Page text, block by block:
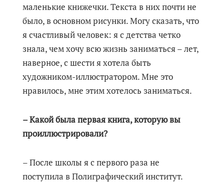
маленькие книжечки. Текста в них почти не
было, в основном рисунки. Могу сказать, что
я счастливый человек: я с детства четко
знала, чем хочу всю жизнь заниматься – лет,
наверное, с шести я хотела быть
художником-иллюстратором. Мне это
нравилось, мне этим хотелось заниматься.
– Какой была первая книга, которую вы
проиллюстрировали?
– После школы я с первого раза не
поступила в Полиграфический институт.